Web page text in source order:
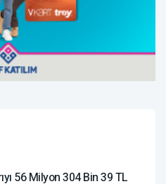
56 Milyon 304 Bin 39 TL